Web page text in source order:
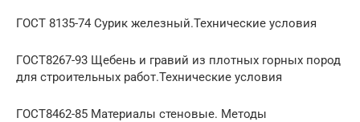
ГОСТ 8135-74 Сурик железный.Технические условия
ГОСТ8267-93 Щебень и гравий из плотных горных пород
для строительных работ.Технические условия
ГОСТ8462-85 Материалы стеновые. Методы